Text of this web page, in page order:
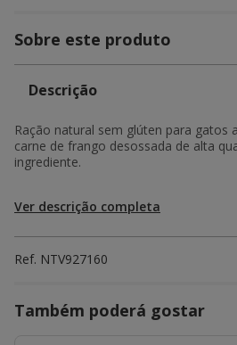
Sobre este produto
Descrição
Ração natural sem glúten para gatos
carne de frango desossada de alta
ingrediente.
Ver descrição completa
Ref. NTV927160
Também poderá gostar